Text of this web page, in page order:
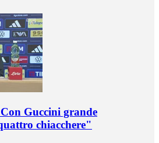
Guccini grande
chiacchere"